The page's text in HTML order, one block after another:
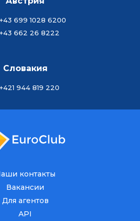
+43 699 1028 6200
+43 662 26 8222
Словакия
+421 944 819 220
контакты
Вакансии
Для агентов
API